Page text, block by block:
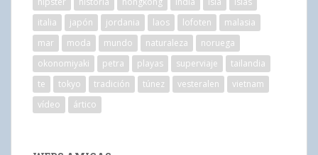
italia
japón jordania laos lofoten
malasia
mar
moda mundo naturaleza
noruega
okonomiyaki
petra playas superviaje
tailandia
te
tokyo tradición túnez vesteralen
vietnam
vídeo
ártico